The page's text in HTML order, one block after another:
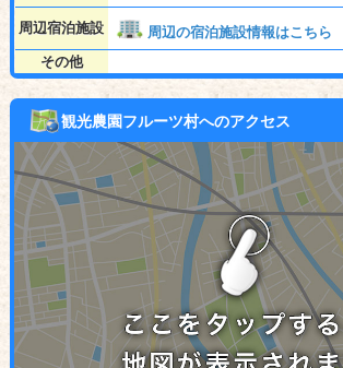
周辺宿泊施設
周辺の宿泊施設情報はこちら
その他
観光農園フルーツ村へのアクセス